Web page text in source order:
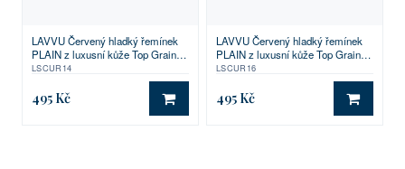
LAVVU Červený hladký řemínek
PLAIN z luxusní kůže Top Grain -
14
LSCUR14
495 Kč DO KOŠÍKU
LAVVU Červený hladký řemínek
PLAIN z luxusní kůže Top Grain -
16
LSCUR16
495 Kč DO